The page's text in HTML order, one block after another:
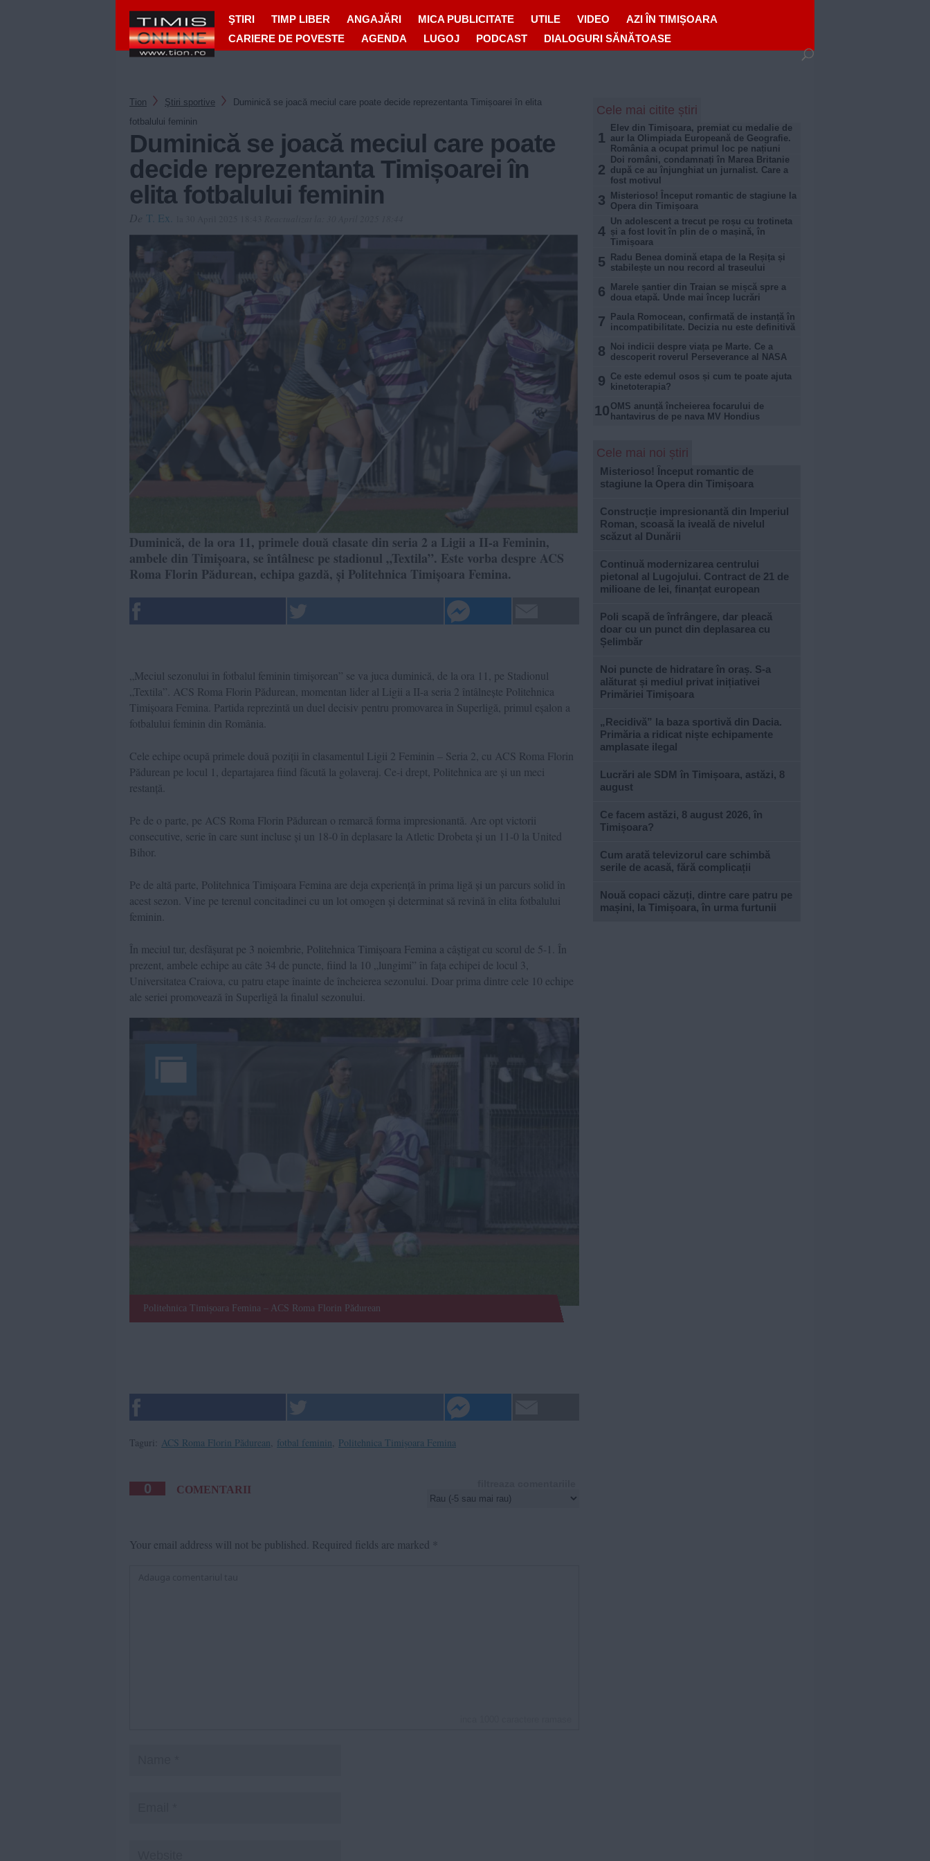
ŞTIRI TIMP LIBER ANGAJĂRI MICA PUBLICITATE UTILE VIDEO
AZI ÎN TIMIȘOARA
CARIERE DE POVESTE
AGENDA LUGOJ PODCAST DIALOGURI SĂNĂTOASE
Tion Ştiri sportive
Duminică se joacă meciul care poate decide reprezentanta Timișoarei în elita
fotbalului feminin
Duminică se joacă meciul care poate
decide reprezentanta Timișoarei în
elita fotbalului feminin
T. Ex.
Duminică, de la ora 11, primele două clasate din seria 2 a Ligii a II-a Feminin,
ambele din Timișoara, se întâlnesc pe stadionul „Textila”. Este vorba despre ACS
Roma Florin Pădurean, echipa gazdă, și Politehnica Timișoara Femina.
„Meciul sezonului în fotbalul feminin timișorean” se va juca duminică, de la ora 11, pe Stadionul
„Textila”. ACS Roma Florin Pădurean, momentan lider al Ligii a II-a seria 2 întâlnește Politehnica
Timișoara Femina. Partida reprezintă un duel decisiv pentru promovarea în Superligă, primul eșalon a
fotbalului feminin din România.
Cele echipe ocupă primele două poziții în clasamentul Ligii 2 Feminin – Seria 2, cu ACS Roma Florin
Pădurean pe locul 1, departajarea fiind făcută la golaveraj. Ce-i drept, Politehnica are și un meci
restanță.
Pe de o parte, pe ACS Roma Florin Pădurean o remarcă forma impresionantă. Are opt victorii
consecutive, serie în care sunt incluse și un 18-0 în deplasare la Atletic Drobeta și un 11-0 la United
Bihor.
Pe de altă parte, Politehnica Timișoara Femina are deja experiență în prima ligă și un parcurs solid în
acest sezon. Vine pe terenul concitadinei cu un lot omogen și determinat să revină în elita fotbalului
feminin.
În meciul tur, desfășurat pe 3 noiembrie, Politehnica Timișoara Femina a câștigat cu scorul de 5-1. În
prezent, ambele echipe au câte 34 de puncte, fiind la 10 „lungimi” în fața echipei de locul 3,
Universitatea Craiova, cu patru etape înainte de încheierea sezonului. Doar prima dintre cele 10 echipe
ale seriei promovează în Superligă la finalul sezonului.
Politehnica Timișoara Femina – ACS Roma Florin Pădurean
Taguri: ACS Roma Florin Pădurean, fotbal feminin, Politehnica Timișoara Femina
0 COMENTARII
Your email address will not be published. Required fields are marked *
Cele mai citite știri
1
Elev din Timișoara, premiat cu medalie de
aur la Olimpiada Europeană de Geografie.
România a ocupat primul loc pe națiuni
2
Doi români, condamnați în Marea Britanie
după ce au înjunghiat un jurnalist. Care a
fost motivul
3
Misterioso! Început romantic de stagiune la
Opera din Timișoara
4
Un adolescent a trecut pe roșu cu trotineta
și a fost lovit în plin de o mașină, în
Timișoara
5
Radu Benea domină etapa de la Reșița și
stabilește un nou record al traseului
6
Marele șantier din Traian se mișcă spre a
doua etapă. Unde mai încep lucrări
7
Paula Romocean, confirmată de instanță în
incompatibilitate. Decizia nu este definitivă
8
Noi indicii despre viața pe Marte. Ce a
descoperit roverul Perseverance al NASA
9 Ce este edemul osos și cum te poate ajuta
kinetoterapia?
10 OMS anunță încheierea focarului de
hantavirus de pe nava MV Hondius
Cele mai noi știri
Misterioso! Început romantic de
stagiune la Opera din Timișoara
Construcție impresionantă din Imperiul
Roman, scoasă la iveală de nivelul
scăzut al Dunării
Continuă modernizarea centrului
pietonal al Lugojului. Contract de 21 de
milioane de lei, finanțat european
Poli scapă de înfrângere, dar pleacă
doar cu un punct din deplasarea cu
Șelimbăr
Noi puncte de hidratare în oraș. S-a
alăturat și mediul privat inițiativei
Primăriei Timișoara
„Recidivă” la baza sportivă din Dacia.
Primăria a ridicat niște echipamente
amplasate ilegal
Lucrări ale SDM în Timișoara, astăzi, 8
august
Ce facem astăzi, 8 august 2026, în
Timișoara?
Cum arată televizorul care schimbă
serile de acasă, fără complicații
Nouă copaci căzuți, dintre care patru pe
mașini, la Timișoara, în urma furtunii